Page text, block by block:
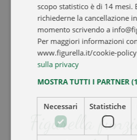
Figurella
scopo statistico è di 14 mesi.
richiederne la cancellazione
momento scrivendo a
Per maggiori informazioni
www.figurella.it/cookie-policy
sulla privacy
MOSTRA TUTTI I PARTNER
Necessari Statistiche